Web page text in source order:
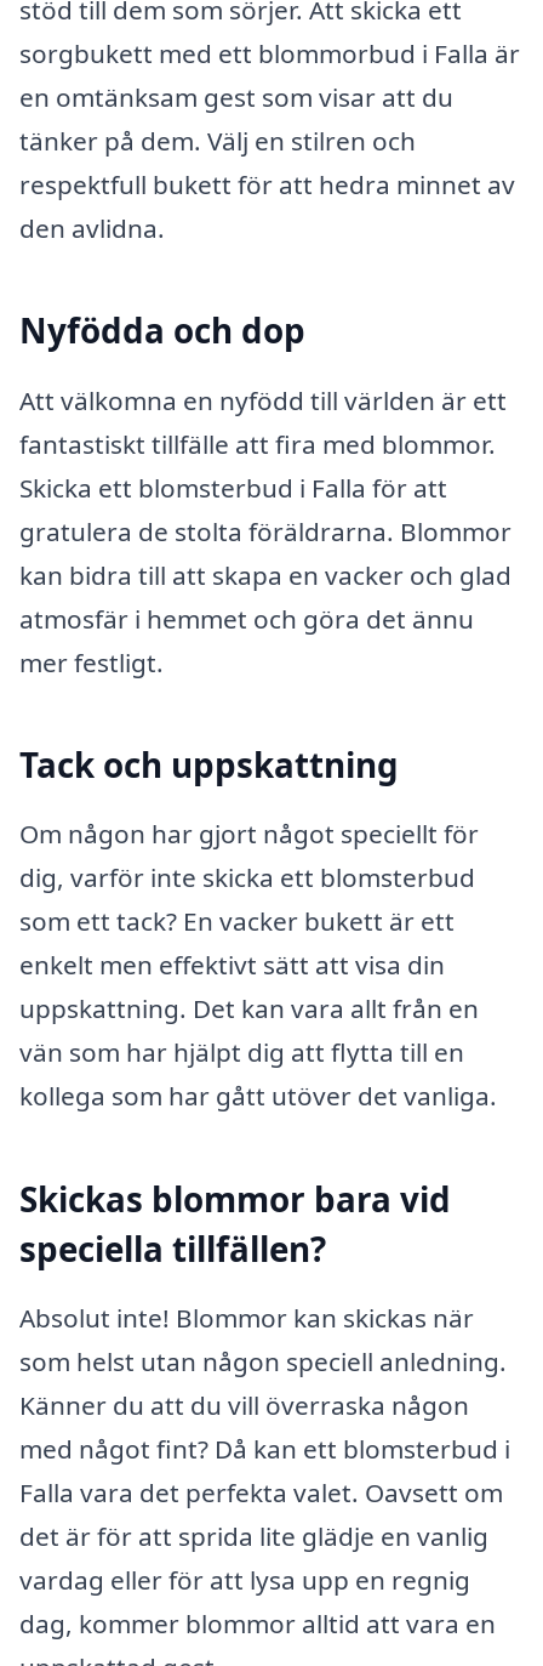
stöd till dem som sörjer. Att skicka ett
sorgbukett med ett blommorbud i Falla är
en omtänksam gest som visar att du
tänker på dem. Välj en stilren och
respektfull bukett för att hedra minnet av
den avlidna.
Nyfödda och dop
Att välkomna en nyfödd till världen är ett
fantastiskt tillfälle att fira med blommor.
Skicka ett blomsterbud i Falla för att
gratulera de stolta föräldrarna. Blommor
kan bidra till att skapa en vacker och glad
atmosfär i hemmet och göra det ännu
mer festligt.
Tack och uppskattning
Om någon har gjort något speciellt för
dig, varför inte skicka ett blomsterbud
som ett tack? En vacker bukett är ett
enkelt men effektivt sätt att visa din
uppskattning. Det kan vara allt från en
vän som har hjälpt dig att flytta till en
kollega som har gått utöver det vanliga.
Skickas blommor bara vid
speciella tillfällen?
Absolut inte! Blommor kan skickas när
som helst utan någon speciell anledning.
Känner du att du vill överraska någon
med något fint? Då kan ett blomsterbud i
Falla vara det perfekta valet. Oavsett om
det är för att sprida lite glädje en vanlig
vardag eller för att lysa upp en regnig
dag, kommer blommor alltid att vara en